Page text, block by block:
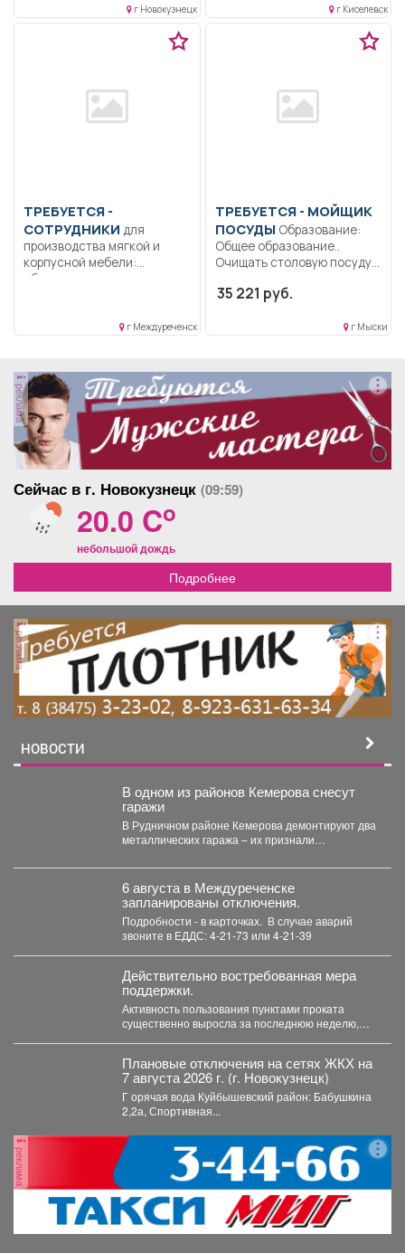
г Новокузнецк
вновь поступившие г Киселевск
ТРЕБУЕТСЯ -
СОТРУДНИКИ
производства мягкой и
корпусной мебели:
сборщики, швеи,
г Междуреченск
ТРЕБУЕТСЯ - МОЙЩИК
ПОСУДЫОбразование:
Общее образование..
Очищать столовую посуду
35 221 руб.
г Мыски
реклама
Сейчас в г. Новокузнецк (09:59)
20.0 Co
небольшой дождь
Подробнее
реклама
НОВОСТИ
В одном из районов Кемерова снесут
гаражи
В Рудничном районе Кемерова демонтируют два
металлических гаража – их признали
6 августа в Междуреченске
запланированы отключения.
Подробности - в карточках. ️ В случае аварий
звоните в ЕДДС: 4-21-73 или 4-21-39
Действительно востребованная мера
поддержки.
Активность пользования пунктами проката
существенно выросла за последнюю неделю,
Плановые отключения на сетях ЖКХ на
7 августа 2026 г. (г. Новокузнецк)
Г орячая вода Куйбышевский район: Бабушкина
2,2а, Спортивная...
реклама